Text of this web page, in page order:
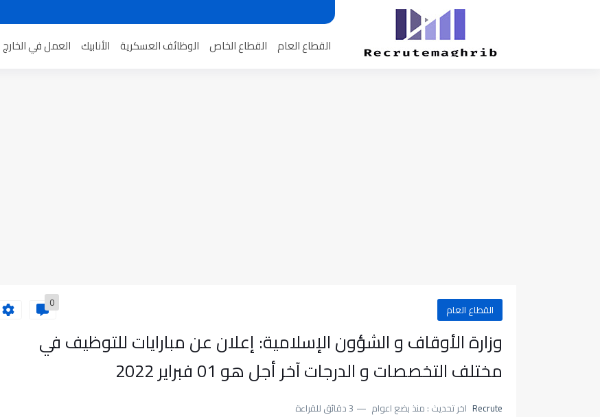
القطاع العام القطاع الخاص الوظائف العسكرية الأنابيك العمل في الخارج
القطاع العام 0
وزارة الأوقاف و الشؤون الإسلامية: إعلان عن مبارايات للتوظيف في
مختلف التخصصات و الدرجات آخر أجل هو 01 فبراير 2022
Recrute اخر تحديث : منذ بضع اعوام 3 دقائق للقراءة